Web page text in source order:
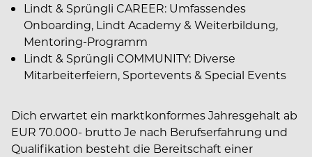
Lindt & Sprüngli CAREER: Umfassendes
Onboarding, Lindt Academy & Weiterbildung,
Mentoring-Programm
Lindt & Sprüngli COMMUNITY: Diverse
Mitarbeiterfeiern, Sportevents & Special Events
Dich erwartet ein marktkonformes Jahresgehalt ab
EUR 70.000- brutto Je nach Berufserfahrung und
Qualifikation besteht die Bereitschaft einer